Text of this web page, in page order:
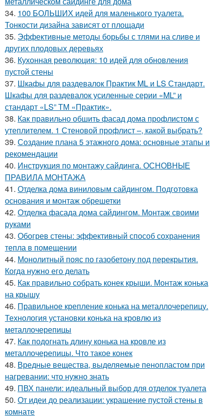
34. 100 БОЛЬШИХ идей для маленького туалета.
Тонкости дизайна зависят от площади
35. Эффективные методы борьбы с тлями на сливе и
других плодовых деревьях
36. Кухонная революция: 10 идей для обновления
пустой стены
37. Шкафы для раздевалок Практик ML и LS Стандарт.
Шкафы для раздевалок усиленные серии «ML” и
стандарт «LS” ТМ «Практик».
38. Как правильно обшить фасад дома профлистом с
утеплителем. 1 Стеновой профлист –, какой выбрать?
39. Создание плана 5 этажного дома: основные этапы и
рекомендации
40. Инструкция по монтажу сайдинга. ОСНОВНЫЕ
ПРАВИЛА МОНТАЖА
41. Отделка дома виниловым сайдингом. Подготовка
основания и монтаж обрешетки
42. Отделка фасада дома сайдингом. Монтаж своими
руками
43. Обогрев стены: эффективный способ сохранения
тепла в помещении
44. Монолитный пояс по газобетону под перекрытия.
Когда нужно его делать
45. Как правильно собрать конек крыши. Монтаж конька
на крышу
46. Правильное крепление конька на металлочерепицу.
Технология установки конька на кровлю из
металлочерепицы
47. Как подогнать длину конька на кровле из
металлочерепицы. Что такое конек
48. Вредные вещества, выделяемые пенопластом при
нагревании: что нужно знать
49. ПВХ панели: идеальный выбор для отделок туалета
50. От идеи до реализации: украшение пустой стены в
комнате